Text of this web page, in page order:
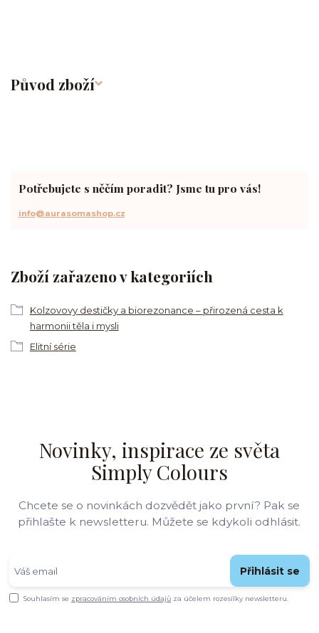
Původ zboží
Zboží zařazeno v kategoriích
Kolzovovy destičky a biorezonance – přirozená cesta k
harmonii těla i mysli
Elitní série
Potřebujete s něčím poradit? Jsme tu pro vás!
info@aurasomashop.cz
Novinky, inspirace ze světa
Simply Colours
Chcete se o novinkách dozvědět jako první? Pak se
přihlašte k newsletteru. Můžete se kdykoli odhlásit.
Přihlásit se
Souhlasím se zpracováním osobních údajů za účelem rozesílky newsletteru.